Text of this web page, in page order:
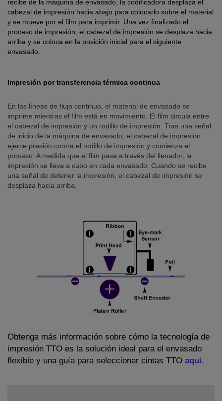
recibe de la máquina de envasado, la codificadora desplaza el
cabezal de impresión hacia abajo para colocarlo sobre el material
y se mueve por el film para imprimir. Una vez finalizado el
proceso de impresión, el cabezal de impresión se desplaza hacia
arriba y se coloca en la posición inicial para el siguiente
envasado.
Impresión por transferencia térmica continua
En las líneas de flujo continuo, el material de envasado se
imprime mientras el film está en movimiento. El film circula entre
el cabezal de impresión y un rodillo de impresión. Tras una señal
de inicio de la máquina de envasado, el cabezal de impresión
ejerce presión contra el rodillo de impresión y comienza el
proceso. A medida que el film pasa a través del llenador, la
impresión se lleva a cabo en cada envasado. Cuando se recibe
una señal de detener la impresión, el cabezal de impresión se
desplaza hacia arriba.
Obtenga más información sobre cómo la tecnología de
impresión TTO es la solución ideal para el envasado
flexible y una guía para seleccionar cintas TTO aquí.